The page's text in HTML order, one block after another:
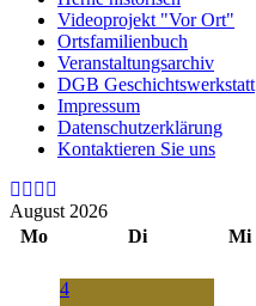
Videoprojekt "Vor Ort"
Ortsfamilienbuch
Veranstaltungsarchiv
DGB Geschichtswerkstatt
Impressum
Datenschutzerklärung
Kontaktieren Sie uns
August 2026
Mo
Di Mi
4